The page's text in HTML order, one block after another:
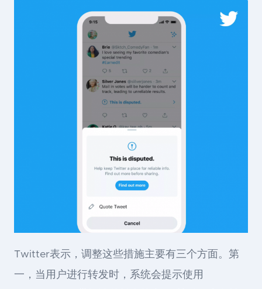
Twitter表示，调整这些措施主要有三个方面。第
一，当用户进行转发时，系统会提示使用